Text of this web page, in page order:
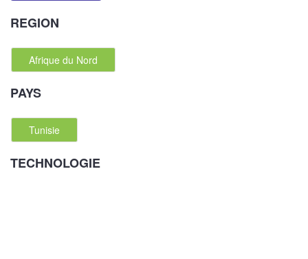
REGION
Afrique du Nord
PAYS
Tunisie
TECHNOLOGIE